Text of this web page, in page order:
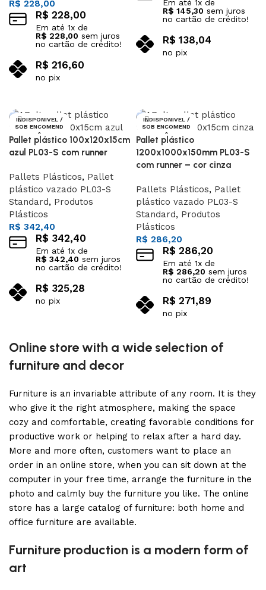
R$ 228,00
R$ 228,00
Em até 1x de
R$ 228,00 sem juros
no cartão de crédito!
R$ 216,60
no pix
Em até 1x de
R$ 145,30 sem juros
no cartão de crédito!
R$ 138,04
no pix
INDISPONIVEL /
SOB ENCOMEND
A
Pallet plástico 100x120x15cm
azul PL03-S com runner
Pallets Plásticos, Pallet
plástico vazado PL03-S
Standard, Produtos
Plásticos
R$ 342,40
R$ 342,40
Em até 1x de
R$ 342,40 sem juros
no cartão de crédito!
R$ 325,28
no pix
INDISPONIVEL /
SOB ENCOMEND
A
Pallet plástico
1200x1000x150mm PL03-S
com runner – cor cinza
Pallets Plásticos, Pallet
plástico vazado PL03-S
Standard, Produtos
Plásticos
R$ 286,20
R$ 286,20
Em até 1x de
R$ 286,20 sem juros
no cartão de crédito!
R$ 271,89
no pix
Online store with a wide selection of
furniture and decor
Furniture is an invariable attribute of any room. It is they
who give it the right atmosphere, making the space
cozy and comfortable, creating favorable conditions for
productive work or helping to relax after a hard day.
More and more often, customers want to place an
order in an online store, when you can sit down at the
computer in your free time, arrange the furniture in the
photo and calmly buy the furniture you like. The online
store has a large catalog of furniture: both home and
office furniture are available.
Furniture production is a modern form of
art